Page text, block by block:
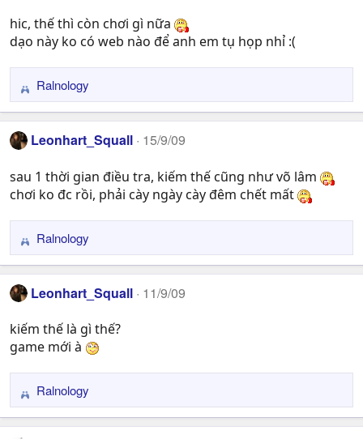
i
o
hic, thế thì còn chơi gì nữa
dạo này ko có web nào để anh em tụ họp nhỉ :(
R
e
a
c
i
o
Ralnology
Leonhart_Squall 15/9/09
sau 1 thời gian điều tra, kiếm thế cũng như võ lâm
chơi ko đc rồi, phải cày ngày cày đêm chết mất
R
e
a
c
i
o
Ralnology
Leonhart_Squall 11/9/09
kiếm thế là gì thế?
game mới à
R
e
a
Ralnology